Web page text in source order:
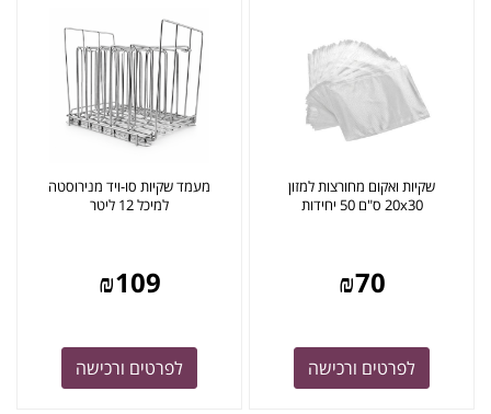
שקיות ואקום מחורצות למזון
20x30 ס"ם 50 יחידות
₪70
לפרטים ורכישה
מעמד שקיות סו-ויד מנירוסטה
למיכל 12 ליטר
₪109
לפרטים ורכישה